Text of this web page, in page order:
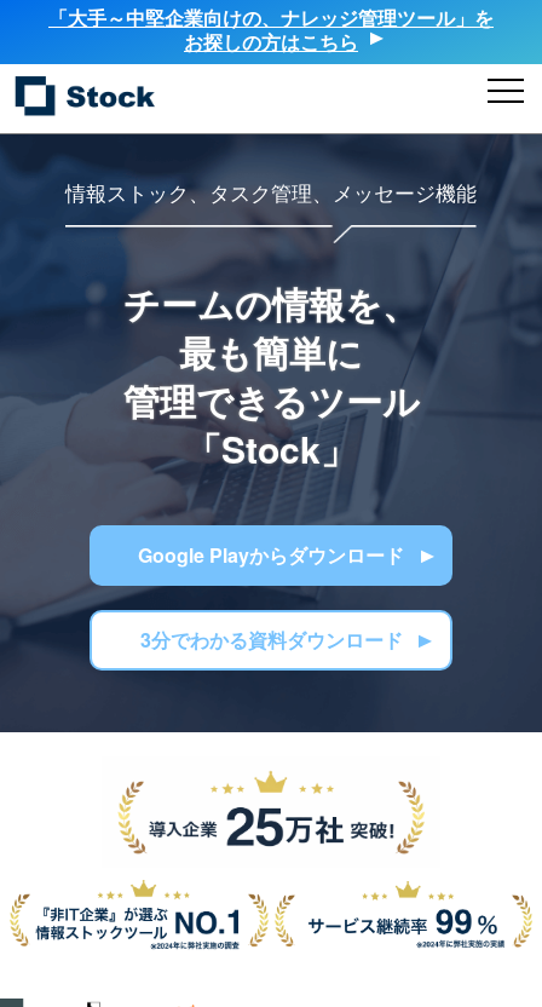
「大手～中堅企業向けの、ナレッジ管理ツール」を
お探しの方はこちら
情報ストック、タスク管理、メッセージ機能
チームの情報を、
最も簡単に
管理できるツール
「Stock」
Google Playからダウンロード
3分でわかる資料ダウンロード